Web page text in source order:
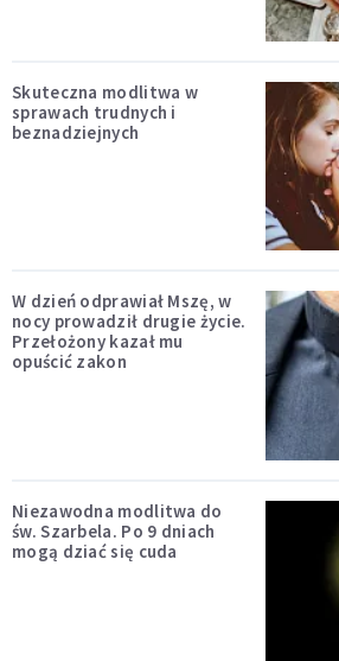
Skuteczna modlitwa w
sprawach trudnych i
beznadziejnych
W dzień odprawiał Mszę, w
nocy prowadził drugie życie.
Przełożony kazał mu
opuścić zakon
Niezawodna modlitwa do
św. Szarbela. Po 9 dniach
mogą dziać się cuda